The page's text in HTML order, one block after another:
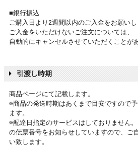
■銀行振込
ご購入日より2週間以内のご入金をお願いし
ご入金をいただけないご注文については、
自動的にキャンセルさせていただくことが
引渡し時期
商品ページにて記載します。
※商品の発送時期はあくまで目安ですので
ます。
※配達日指定のサービスはしておりません
の伝票番号をお知らせしていますので、ご
い致します。